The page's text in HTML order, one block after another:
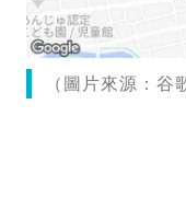
（圖片來源：谷